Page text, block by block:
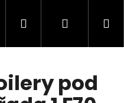
Exteriér Ostatní
Hledat
pod